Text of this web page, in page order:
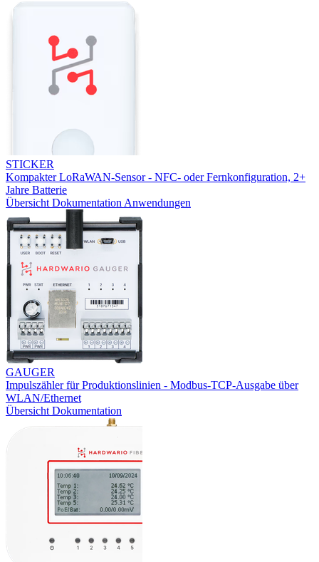
STICKER
Kompakter LoRaWAN-Sensor - NFC- oder Fernkonfiguration, 2+
Jahre Batterie
Übersicht Dokumentation Anwendungen
GAUGER
Impulszähler für Produktionslinien - Modbus-TCP-Ausgabe über
WLAN/Ethernet
Übersicht Dokumentation